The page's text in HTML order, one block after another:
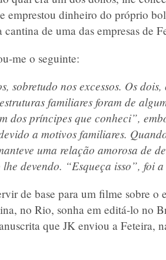
emprestou dinheiro do próprio
de uma das empresas de
me o seguinte:
sobretudo nos excessos. Os
familiares foram de
dos príncipes que conheci”,
a motivos familiares.
uma relação amorosa de
devendo. “Esqueça isso”, foi a
de base para um filme sobre o
no Rio, sonha em editá-lo no
que JK enviou a Feteira,